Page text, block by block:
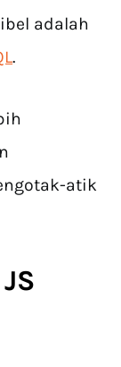
adalah
.
atik